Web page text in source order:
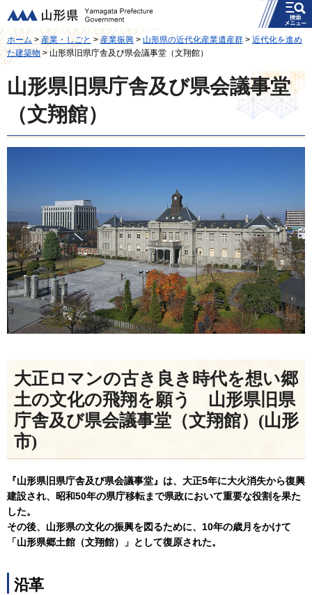
山形県
メニュー
ホーム>産業・しごと >産業振興 > 山形県の近代化産業遺産群 > 近代化を進め
た建築物> 山形県旧県庁舎及び県会議事堂（文翔館）
山形県旧県庁舎及び県会議事堂
（文翔館）
大正ロマンの古き良き時代を想い郷
土の文化の飛翔を願う 山形県旧県
庁舎及び県会議事堂（文翔館） (山形
市)
『山形県旧県庁舎及び県会議事堂』は、大正5年に大火消失から復興
建設され、昭和50年の県庁移転まで県政において重要な役割を果た
した。
その後、山形県の文化の振興を図るために、10年の歳月をかけて
「山形県郷土館（文翔館）」として復原された。
沿革